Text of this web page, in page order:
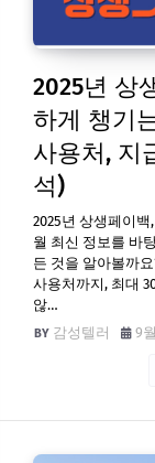
2025년 상
하게 챙기
사용처, 지
석)
2025년 상생페이백
월 최신 정보를 바
든 것을 알아볼까
사용처까지, 최대
않…
감성텔러
9